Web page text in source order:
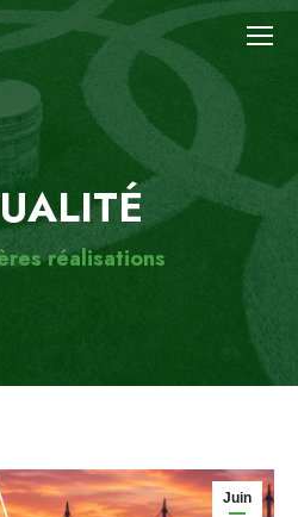
réalisations
Juin